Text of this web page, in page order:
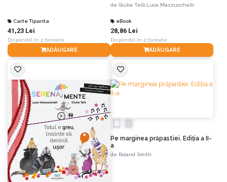
Carte Tiparita
41,23 Lei
Disponibil în 2 formate
ADĂUGARE
de Giulia Telli, Luca Mazzucchelli
eBook
28,86 Lei
Disponibil în 2 formate
ADĂUGARE
Pe marginea prăpastiei. Ediția a II-
a
de Roland Smith